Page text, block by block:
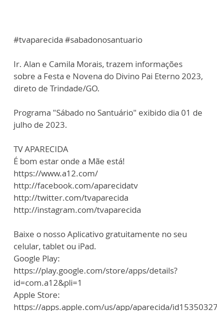
#tvaparecida #sabadonosantuario
Ir. Alan e Camila Morais, trazem informações
sobre a Festa e Novena do Divino Pai Eterno 2023,
direto de Trindade/GO.
Programa "Sábado no Santuário" exibido dia 01 de
julho de 2023.
TV APARECIDA
É bom estar onde a Mãe está!
https://www.a12.com/
http://facebook.com/aparecidatv
http://twitter.com/tvaparecida
http://instagram.com/tvaparecida
Baixe o nosso Aplicativo gratuitamente no seu
celular, tablet ou iPad.
Google Play:
https://play.google.com/store/apps/details?
id=com.a12&pli=1
Apple Store:
https://apps.apple.com/us/app/aparecida/